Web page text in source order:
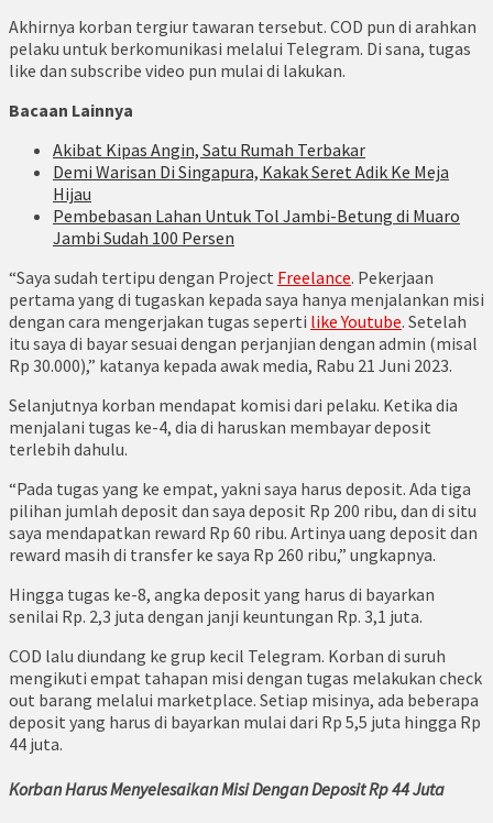
Akhirnya korban tergiur tawaran tersebut. COD pun di arahkan
pelaku untuk berkomunikasi melalui Telegram. Di sana, tugas
like dan subscribe video pun mulai di lakukan.
Bacaan Lainnya
Akibat Kipas Angin, Satu Rumah Terbakar
Demi Warisan Di Singapura, Kakak Seret Adik Ke Meja
Hijau
Pembebasan Lahan Untuk Tol Jambi-Betung di Muaro
Jambi Sudah 100 Persen
“Saya sudah tertipu dengan Project Freelance. Pekerjaan
pertama yang di tugaskan kepada saya hanya menjalankan misi
dengan cara mengerjakan tugas seperti like Youtube. Setelah
itu saya di bayar sesuai dengan perjanjian dengan admin (misal
Rp 30.000),” katanya kepada awak media, Rabu 21 Juni 2023.
Selanjutnya korban mendapat komisi dari pelaku. Ketika dia
menjalani tugas ke-4, dia di haruskan membayar deposit
terlebih dahulu.
“Pada tugas yang ke empat, yakni saya harus deposit. Ada tiga
pilihan jumlah deposit dan saya deposit Rp 200 ribu, dan di situ
saya mendapatkan reward Rp 60 ribu. Artinya uang deposit dan
reward masih di transfer ke saya Rp 260 ribu,” ungkapnya.
Hingga tugas ke-8, angka deposit yang harus di bayarkan
senilai Rp. 2,3 juta dengan janji keuntungan Rp. 3,1 juta.
COD lalu diundang ke grup kecil Telegram. Korban di suruh
mengikuti empat tahapan misi dengan tugas melakukan check
out barang melalui marketplace. Setiap misinya, ada beberapa
deposit yang harus di bayarkan mulai dari Rp 5,5 juta hingga Rp
44 juta.
Korban Harus Menyelesaikan Misi Dengan Deposit Rp 44 Juta